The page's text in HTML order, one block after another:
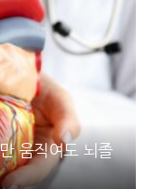
움직여도 뇌졸